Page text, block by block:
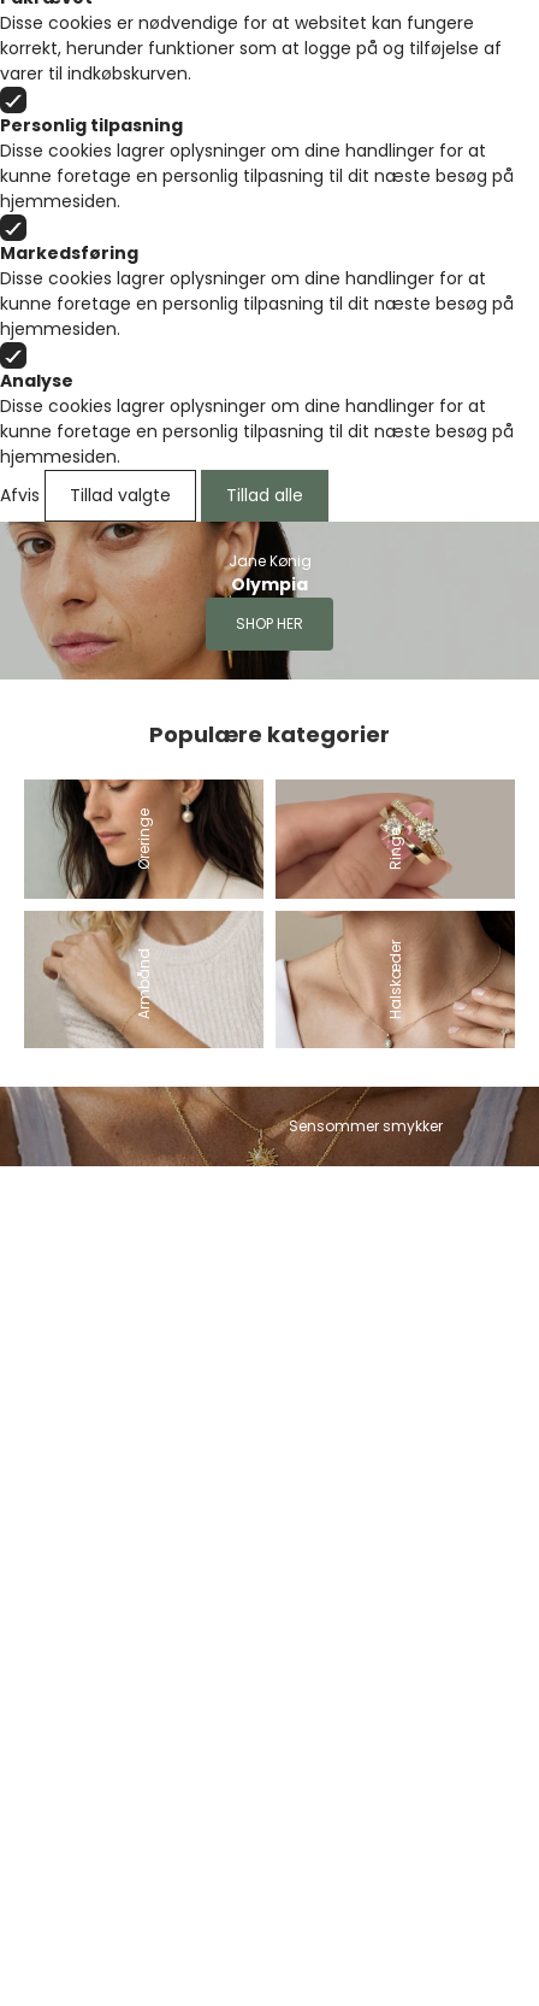
Disse cookies er nødvendige for at websitet kan fungere
korrekt, herunder funktioner som at logge på og tilføjelse af
varer til indkøbskurven.
Personlig tilpasning
Disse cookies lagrer oplysninger om dine handlinger for at
kunne foretage en personlig tilpasning til dit næste besøg på
hjemmesiden.
Markedsføring
Disse cookies lagrer oplysninger om dine handlinger for at
kunne foretage en personlig tilpasning til dit næste besøg på
hjemmesiden.
Analyse
Disse cookies lagrer oplysninger om dine handlinger for at
kunne foretage en personlig tilpasning til dit næste besøg på
hjemmesiden.
Afvis
Tillad valgte Tillad alle
Jane Kønig
Olympia
SHOP HER
Populære kategorier
Øreringe Ringe
Armbånd Halskæder
Sensommer smykker